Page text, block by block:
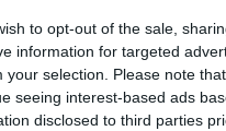
to opt-out of the sale,
information for targeted
your selection. Please note
seeing interest-based ads
disclosed to third parties